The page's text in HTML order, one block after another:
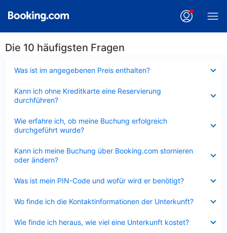
Die 10 häufigsten Fragen
Was ist im angegebenen Preis enthalten?
Kann ich ohne Kreditkarte eine Reservierung
durchführen?
Wie erfahre ich, ob meine Buchung erfolgreich
durchgeführt wurde?
Kann ich meine Buchung über Booking.com stornieren
oder ändern?
Was ist mein PIN-Code und wofür wird er benötigt?
Wo finde ich die Kontaktinformationen der Unterkunft?
Wie finde ich heraus, wie viel eine Unterkunft kostet?